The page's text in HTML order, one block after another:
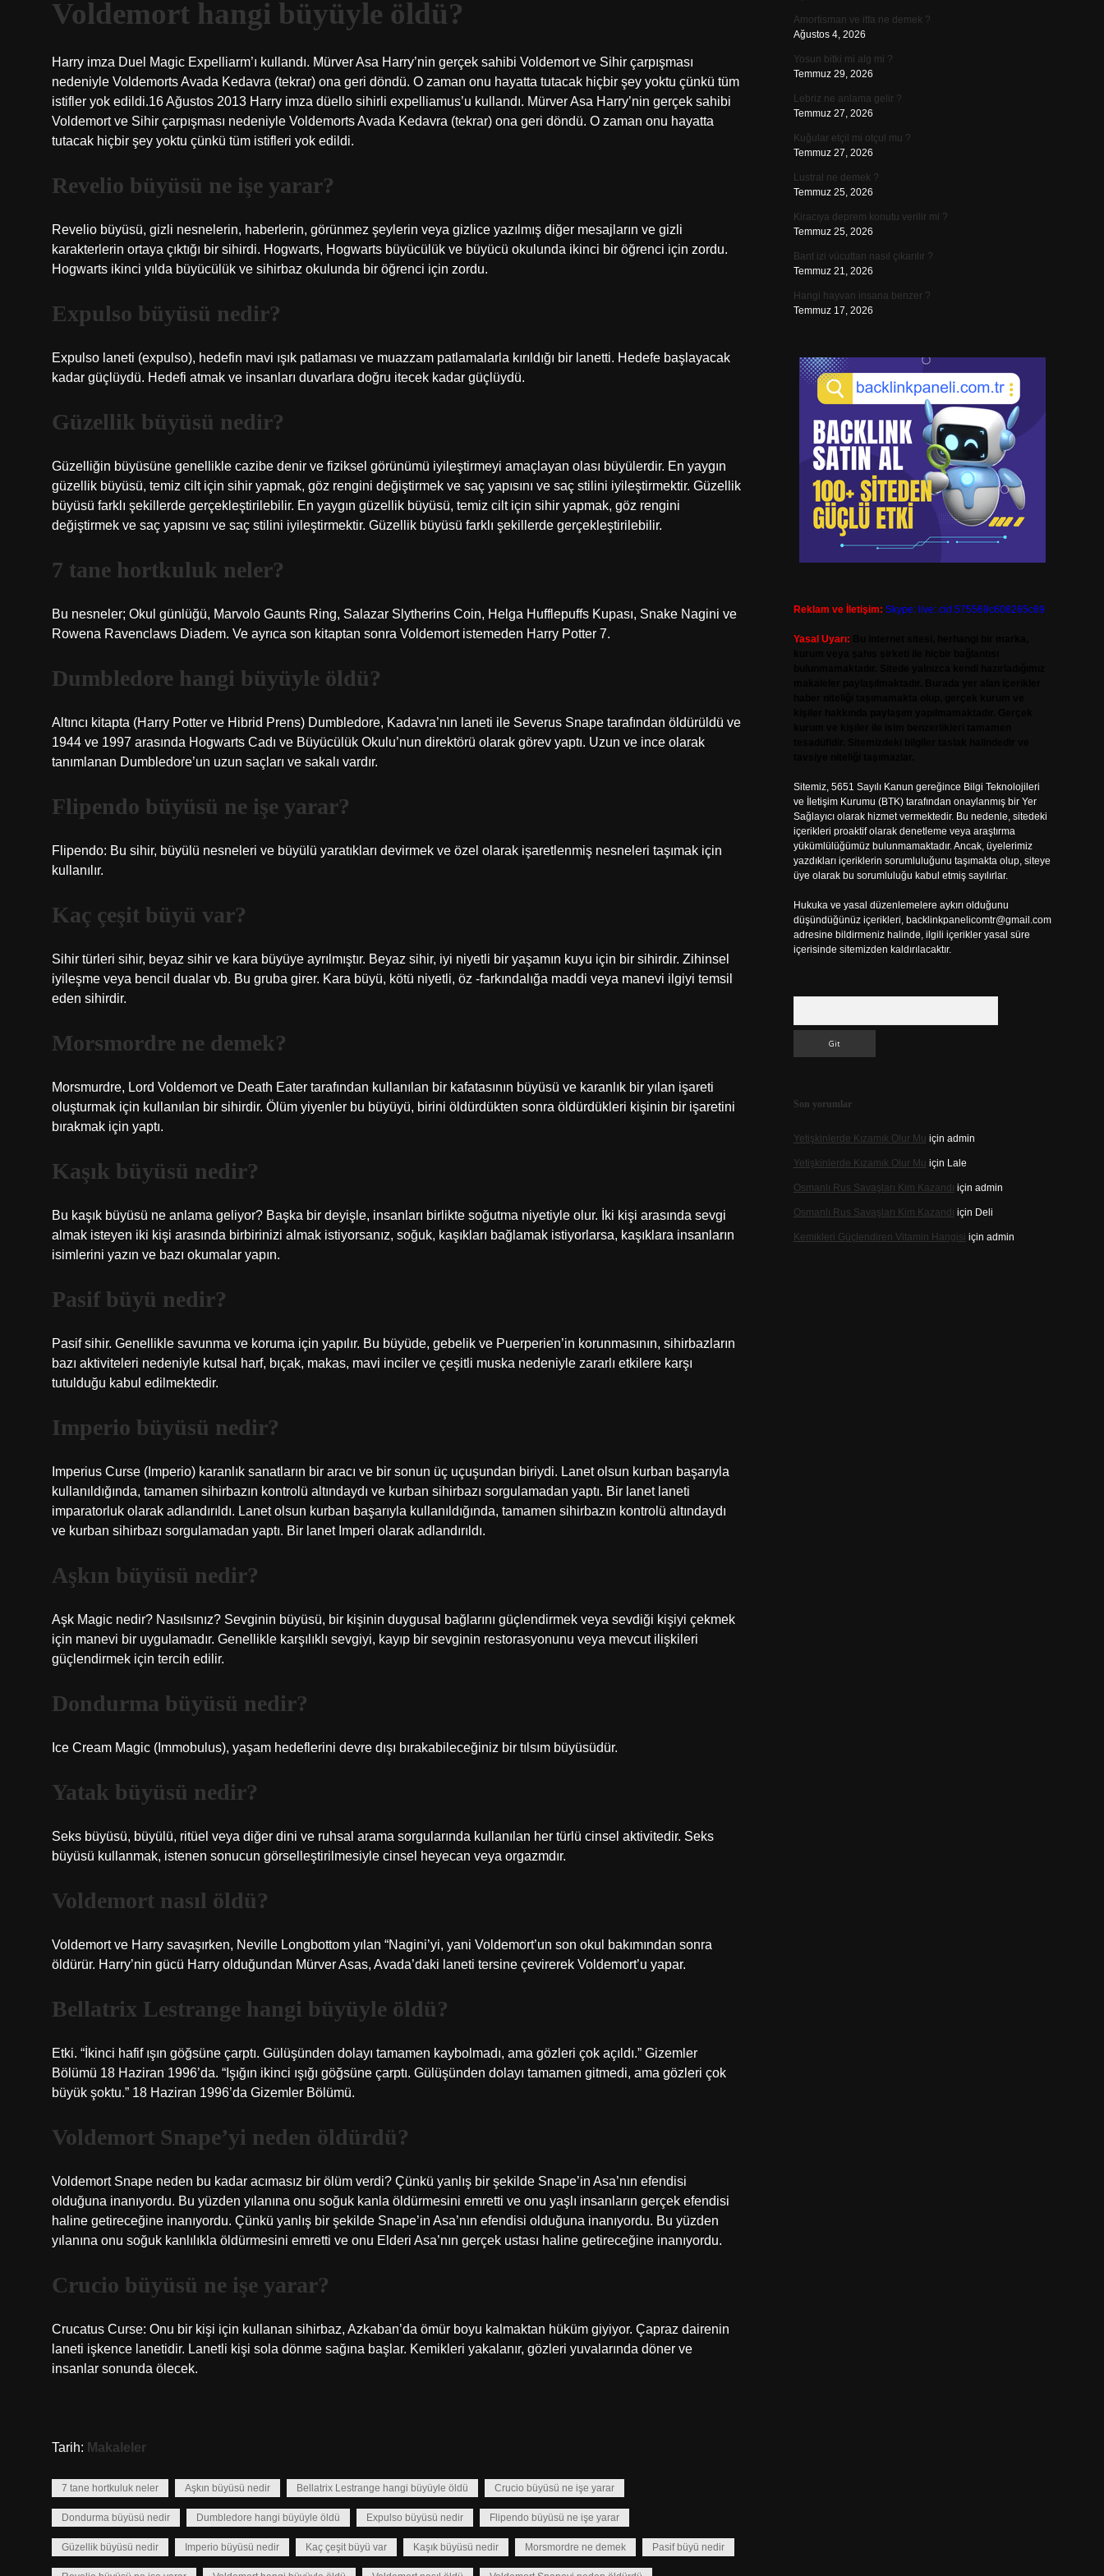
Voldemort hangi büyüyle öldü?
Harry imza Duel Magic Expelliarm’ı kullandı. Mürver Asa Harry’nin gerçek sahibi Voldemort ve Sihir çarpışması
nedeniyle Voldemorts Avada Kedavra (tekrar) ona geri döndü. O zaman onu hayatta tutacak hiçbir şey yoktu çünkü tüm
istifler yok edildi.16 Ağustos 2013 Harry imza düello sihirli expelliamus’u kullandı. Mürver Asa Harry’nin gerçek sahibi
Voldemort ve Sihir çarpışması nedeniyle Voldemorts Avada Kedavra (tekrar) ona geri döndü. O zaman onu hayatta
tutacak hiçbir şey yoktu çünkü tüm istifleri yok edildi.
Revelio büyüsü ne işe yarar?
Revelio büyüsü, gizli nesnelerin, haberlerin, görünmez şeylerin veya gizlice yazılmış diğer mesajların ve gizli
karakterlerin ortaya çıktığı bir sihirdi. Hogwarts, Hogwarts büyücülük ve büyücü okulunda ikinci bir öğrenci için zordu.
Hogwarts ikinci yılda büyücülük ve sihirbaz okulunda bir öğrenci için zordu.
Expulso büyüsü nedir?
Expulso laneti (expulso), hedefin mavi ışık patlaması ve muazzam patlamalarla kırıldığı bir lanetti. Hedefe başlayacak
kadar güçlüydü. Hedefi atmak ve insanları duvarlara doğru itecek kadar güçlüydü.
Güzellik büyüsü nedir?
Güzelliğin büyüsüne genellikle cazibe denir ve fiziksel görünümü iyileştirmeyi amaçlayan olası büyülerdir. En yaygın
güzellik büyüsü, temiz cilt için sihir yapmak, göz rengini değiştirmek ve saç yapısını ve saç stilini iyileştirmektir. Güzellik
büyüsü farklı şekillerde gerçekleştirilebilir. En yaygın güzellik büyüsü, temiz cilt için sihir yapmak, göz rengini
değiştirmek ve saç yapısını ve saç stilini iyileştirmektir. Güzellik büyüsü farklı şekillerde gerçekleştirilebilir.
7 tane hortkuluk neler?
Bu nesneler; Okul günlüğü, Marvolo Gaunts Ring, Salazar Slytherins Coin, Helga Hufflepuffs Kupası, Snake Nagini ve
Rowena Ravenclaws Diadem. Ve ayrıca son kitaptan sonra Voldemort istemeden Harry Potter 7.
Dumbledore hangi büyüyle öldü?
Altıncı kitapta (Harry Potter ve Hibrid Prens) Dumbledore, Kadavra’nın laneti ile Severus Snape tarafından öldürüldü ve
1944 ve 1997 arasında Hogwarts Cadı ve Büyücülük Okulu’nun direktörü olarak görev yaptı. Uzun ve ince olarak
tanımlanan Dumbledore’un uzun saçları ve sakalı vardır.
Flipendo büyüsü ne işe yarar?
Flipendo: Bu sihir, büyülü nesneleri ve büyülü yaratıkları devirmek ve özel olarak işaretlenmiş nesneleri taşımak için
kullanılır.
Kaç çeşit büyü var?
Sihir türleri sihir, beyaz sihir ve kara büyüye ayrılmıştır. Beyaz sihir, iyi niyetli bir yaşamın kuyu için bir sihirdir. Zihinsel
iyileşme veya bencil dualar vb. Bu gruba girer. Kara büyü, kötü niyetli, öz -farkındalığa maddi veya manevi ilgiyi temsil
eden sihirdir.
Morsmordre ne demek?
Morsmurdre, Lord Voldemort ve Death Eater tarafından kullanılan bir kafatasının büyüsü ve karanlık bir yılan işareti
oluşturmak için kullanılan bir sihirdir. Ölüm yiyenler bu büyüyü, birini öldürdükten sonra öldürdükleri kişinin bir işaretini
bırakmak için yaptı.
Kaşık büyüsü nedir?
Bu kaşık büyüsü ne anlama geliyor? Başka bir deyişle, insanları birlikte soğutma niyetiyle olur. İki kişi arasında sevgi
almak isteyen iki kişi arasında birbirinizi almak istiyorsanız, soğuk, kaşıkları bağlamak istiyorlarsa, kaşıklara insanların
isimlerini yazın ve bazı okumalar yapın.
Pasif büyü nedir?
Pasif sihir. Genellikle savunma ve koruma için yapılır. Bu büyüde, gebelik ve Puerperien’in korunmasının, sihirbazların
bazı aktiviteleri nedeniyle kutsal harf, bıçak, makas, mavi inciler ve çeşitli muska nedeniyle zararlı etkilere karşı
tutulduğu kabul edilmektedir.
Imperio büyüsü nedir?
Imperius Curse (Imperio) karanlık sanatların bir aracı ve bir sonun üç uçuşundan biriydi. Lanet olsun kurban başarıyla
kullanıldığında, tamamen sihirbazın kontrolü altındaydı ve kurban sihirbazı sorgulamadan yaptı. Bir lanet laneti
imparatorluk olarak adlandırıldı. Lanet olsun kurban başarıyla kullanıldığında, tamamen sihirbazın kontrolü altındaydı
ve kurban sihirbazı sorgulamadan yaptı. Bir lanet Imperi olarak adlandırıldı.
Aşkın büyüsü nedir?
Aşk Magic nedir? Nasılsınız? Sevginin büyüsü, bir kişinin duygusal bağlarını güçlendirmek veya sevdiği kişiyi çekmek
için manevi bir uygulamadır. Genellikle karşılıklı sevgiyi, kayıp bir sevginin restorasyonunu veya mevcut ilişkileri
güçlendirmek için tercih edilir.
Dondurma büyüsü nedir?
Ice Cream Magic (Immobulus), yaşam hedeflerini devre dışı bırakabileceğiniz bir tılsım büyüsüdür.
Yatak büyüsü nedir?
Seks büyüsü, büyülü, ritüel veya diğer dini ve ruhsal arama sorgularında kullanılan her türlü cinsel aktivitedir. Seks
büyüsü kullanmak, istenen sonucun görselleştirilmesiyle cinsel heyecan veya orgazmdır.
Voldemort nasıl öldü?
Voldemort ve Harry savaşırken, Neville Longbottom yılan “Nagini’yi, yani Voldemort’un son okul bakımından sonra
öldürür. Harry’nin gücü Harry olduğundan Mürver Asas, Avada’daki laneti tersine çevirerek Voldemort’u yapar.
Bellatrix Lestrange hangi büyüyle öldü?
Etki. “İkinci hafif ışın göğsüne çarptı. Gülüşünden dolayı tamamen kaybolmadı, ama gözleri çok açıldı.” Gizemler
Bölümü 18 Haziran 1996’da. “Işığın ikinci ışığı göğsüne çarptı. Gülüşünden dolayı tamamen gitmedi, ama gözleri çok
büyük şoktu.” 18 Haziran 1996’da Gizemler Bölümü.
Voldemort Snape’yi neden öldürdü?
Voldemort Snape neden bu kadar acımasız bir ölüm verdi? Çünkü yanlış bir şekilde Snape’in Asa’nın efendisi
olduğuna inanıyordu. Bu yüzden yılanına onu soğuk kanla öldürmesini emretti ve onu yaşlı insanların gerçek efendisi
haline getireceğine inanıyordu. Çünkü yanlış bir şekilde Snape’in Asa’nın efendisi olduğuna inanıyordu. Bu yüzden
yılanına onu soğuk kanlılıkla öldürmesini emretti ve onu Elderi Asa’nın gerçek ustası haline getireceğine inanıyordu.
Crucio büyüsü ne işe yarar?
Crucatus Curse: Onu bir kişi için kullanan sihirbaz, Azkaban’da ömür boyu kalmaktan hüküm giyiyor. Çapraz dairenin
laneti işkence lanetidir. Lanetli kişi sola dönme sağına başlar. Kemikleri yakalanır, gözleri yuvalarında döner ve
insanlar sonunda ölecek.
Tarih: Makaleler
7 tane hortkuluk neler Aşkın büyüsü nedir Bellatrix Lestrange hangi büyüyle öldü Crucio büyüsü ne işe yarar
Dondurma büyüsü nedir Dumbledore hangi büyüyle öldü Expulso büyüsü nedir Flipendo büyüsü ne işe yarar
Güzellik büyüsü nedir Imperio büyüsü nedir Kaç çeşit büyü var Kaşık büyüsü nedir Morsmordre ne demek Pasif büyü nedir
Amortisman ve itfa ne demek ?
Ağustos 4, 2026
Yosun bitki mi alg mi ?
Temmuz 29, 2026
Lebriz ne anlama gelir ?
Temmuz 27, 2026
Kuğular etçil mi otçul mu ?
Temmuz 27, 2026
Lustral ne demek ?
Temmuz 25, 2026
Kiracıya deprem konutu verilir mi ?
Temmuz 25, 2026
Bant izi vücuttan nasıl çıkarılır ?
Temmuz 21, 2026
Hangi hayvan insana benzer ?
Temmuz 17, 2026
Reklam ve İletişim: Skype: live:.cid.575569c608265c69
Yasal Uyarı:
Sitemiz, 5651 Sayılı Kanun gereğince Bilgi Teknolojileri
ve İletişim Kurumu (BTK) tarafından onaylanmış bir Yer
Sağlayıcı olarak hizmet vermektedir. Bu nedenle, sitedeki
içerikleri proaktif olarak denetleme veya araştırma
yükümlülüğümüz bulunmamaktadır. Ancak, üyelerimiz
yazdıkları içeriklerin sorumluluğunu taşımakta olup, siteye
üye olarak bu sorumluluğu kabul etmiş sayılırlar.
Hukuka ve yasal düzenlemelere aykırı olduğunu
düşündüğünüz içerikleri, backlinkpanelicomtr@gmail.com
adresine bildirmeniz halinde, ilgili içerikler yasal süre
içerisinde sitemizden kaldırılacaktır.
Son yorumlar
Yetişkinlerde Kızamık Olur Mu için admin
Yetişkinlerde Kızamık Olur Mu için Lale
Osmanlı Rus Savaşları Kim Kazandı için admin
Osmanlı Rus Savaşları Kim Kazandı için Deli
Kemikleri Güçlendiren Vitamin Hangisi için admin